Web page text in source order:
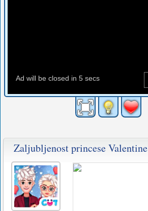
Zaljubljenost princese Valentine